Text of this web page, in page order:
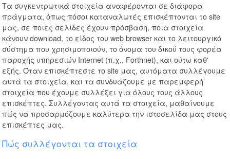
Τα συγκεντρωτικά στοιχεία αναφέρονται σε διάφορα
πράγματα, όπως πόσοι καταναλωτές επισκέπτονται το site
μας, σε ποιες σελίδες έχουν πρόσβαση, ποια στοιχεία
κάνουν download, το είδος του web browser και το λειτουργικό
σύστημα που χρησιμοποιούν, το όνομα του δικού τους φορέα
παροχής υπηρεσιών Internet (π.χ., Forthnet), και ούτω καθ'
εξής. Όταν επισκέπτεστε το site μας, αυτόματα συλλέγουμε
αυτά τα στοιχεία, και τα συνδυάζουμε με παρεμφερή
στοιχεία που έχουμε συλλέξει για όλους τους άλλους
επισκέπτες. Συλλέγοντας αυτά τα στοιχεία, μαθαίνουμε
πώς να προσαρμόζουμε καλύτερα την ιστοσελίδα μας στους
επισκέπτες μας.
Πώς συλλέγονται τα στοιχεία